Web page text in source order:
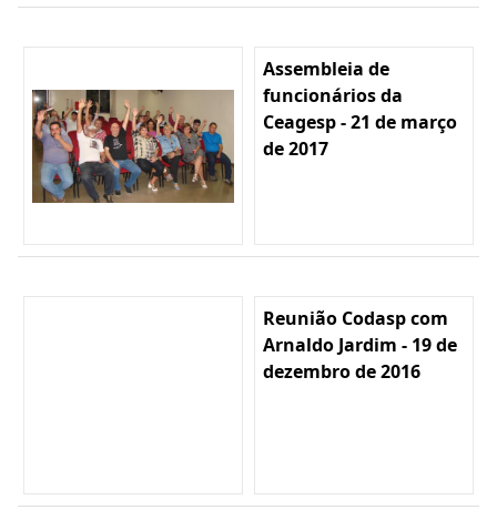
Assembleia de
funcionários da
Ceagesp - 21 de março
de 2017
Reunião Codasp com
Arnaldo Jardim - 19 de
dezembro de 2016